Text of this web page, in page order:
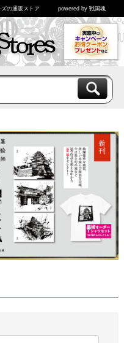
の通販ストア powered by 戦国魂